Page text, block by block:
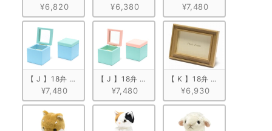
¥6,820 ¥6,380 ¥7,480
【 J 】18弁 キューブボックス ブルー
¥7,480
【 J 】18弁 キューブボックス ミントグリーン
¥7,480
【 K 】18弁 木製フォトフレ
¥6,930